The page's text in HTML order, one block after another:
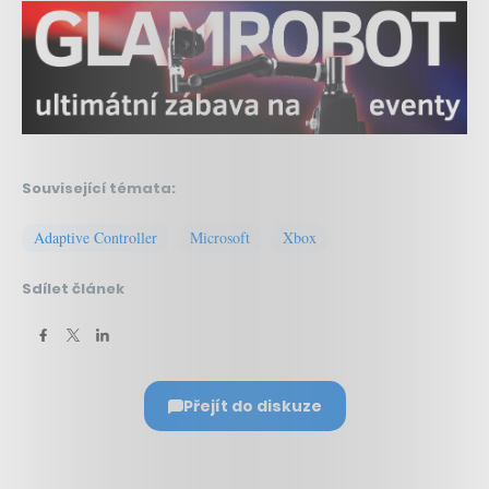
Související témata:
Adaptive Controller Microsoft Xbox
Sdílet článek
Přejít do diskuze